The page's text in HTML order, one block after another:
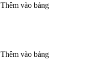
Thêm vào bảng
Thêm vào bảng